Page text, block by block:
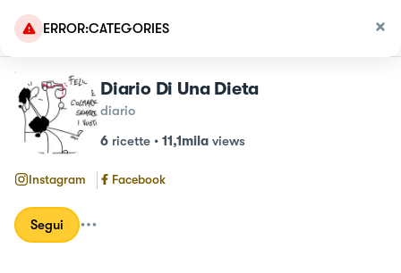
ERROR:CATEGORIES
Diario Di Una Dieta
diario
6 ricette • 11,1mila views
Instagram Facebook
Segui